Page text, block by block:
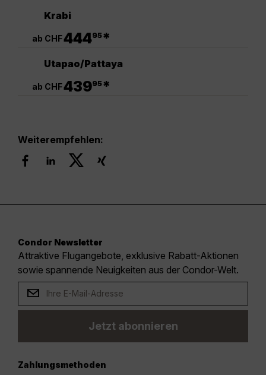
Krabi
ab CHF44495*
Utapao/Pattaya
ab CHF43995*
Weiterempfehlen:
Condor Newsletter
Attraktive Flugangebote, exklusive Rabatt-Aktionen
sowie spannende Neuigkeiten aus der Condor-Welt.
Jetzt abonnieren
Zahlungsmethoden